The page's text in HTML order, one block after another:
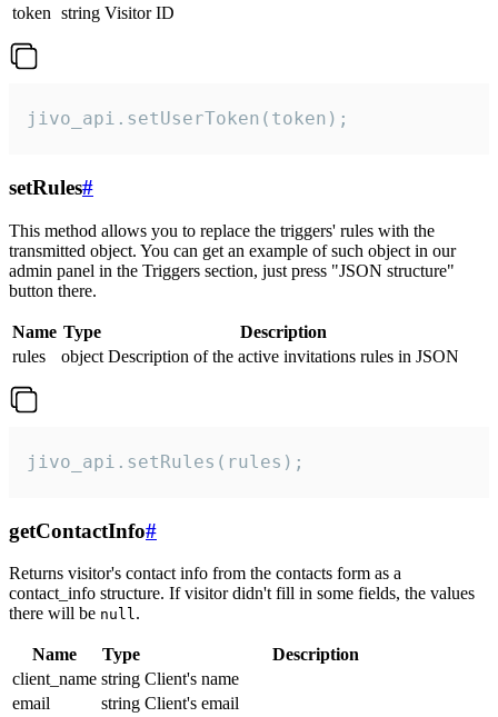
token string Visitor ID
jivo_api.setUserToken(token);
setRules#
This method allows you to replace the triggers' rules with the
transmitted object. You can get an example of such object in our
admin panel in the Triggers section, just press "JSON structure"
button there.
Name Type
Description
rules
object Description of the active invitations rules in JSON
jivo_api.setRules(rules);
getContactInfo#
Returns visitor's contact info from the contacts form as a
contact_info structure. If visitor didn't fill in some fields, the values
there will be null.
Name Type
Description
client_name string Client's name
email
string Client's email